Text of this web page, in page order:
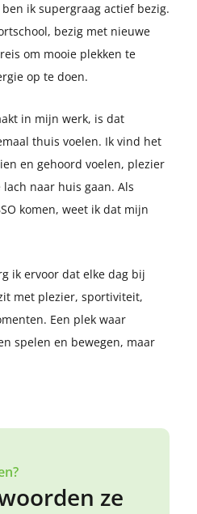
ik supergraag actief bezig.
bezig met nieuwe
om mooie plekken te
op te doen.
in mijn werk, is dat
thuis voelen. Ik vind het
en gehoord voelen, plezier
naar huis gaan. Als
komen, weet ik dat mijn
ik ervoor dat elke dag bij
met plezier, sportiviteit,
Een plek waar
spelen en bewegen, maar
ze